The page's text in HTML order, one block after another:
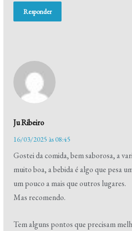
Responder
Ju Ribeiro
16/03/2025 às 08:45
Gostei da comida, bem saborosa, a
muito boa, a bebida é algo que pesa
um pouco a mais que outros lugares.
Mas recomendo.
Tem alguns pontos que precisam